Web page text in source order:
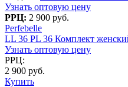
Узнать оптовую цену
РРЦ: 2 900 руб.
Perfebelle
LL 36 PL 36 Комплект
Узнать оптовую цену
РРЦ:
2 900 руб.
Купить